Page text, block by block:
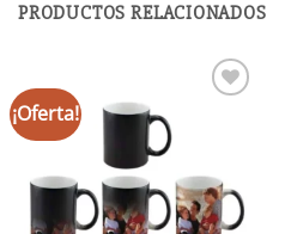
PRODUCTOS RELACIONADOS
¡Oferta!